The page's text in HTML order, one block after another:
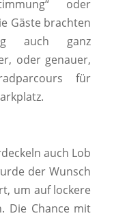
oder
Gäste brachten
auch ganz
oder genauer,
für
auch Lob
der Wunsch
um auf lockere
Die Chance mit